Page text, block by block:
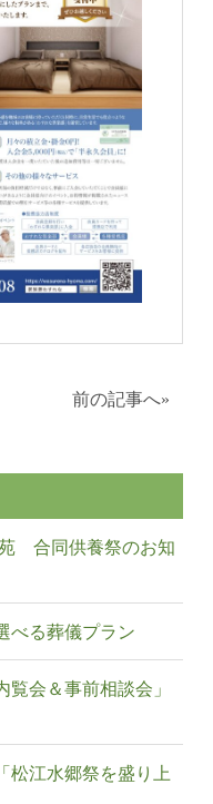
前の記事へ»
合同供養祭のお知
べる葬儀プラン
会＆事前相談会」
松江水郷祭を盛り上